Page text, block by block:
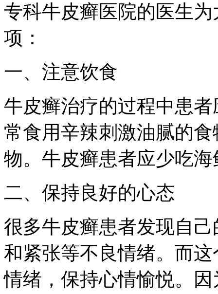
专科牛皮癣医院的医生
项：
一、注意饮食
牛皮癣治疗的过程中患
常食用辛辣刺激油腻的
物。牛皮癣患者应少吃
二、保持良好的心态
很多牛皮癣患者发现自
和紧张等不良情绪。而
情绪，保持心情愉悦。